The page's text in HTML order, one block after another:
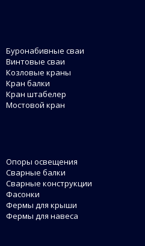
Буронабивные сваи
Винтовые сваи
Козловые краны
Кран балки
Кран штабелер
Мостовой кран
Опоры освещения
Сварные балки
Сварные конструкции
Фасонки
Фермы для крыши
Фермы для навеса